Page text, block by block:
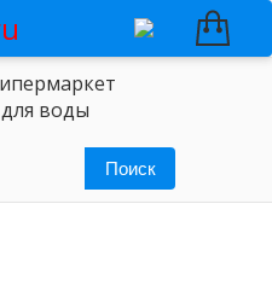
воды